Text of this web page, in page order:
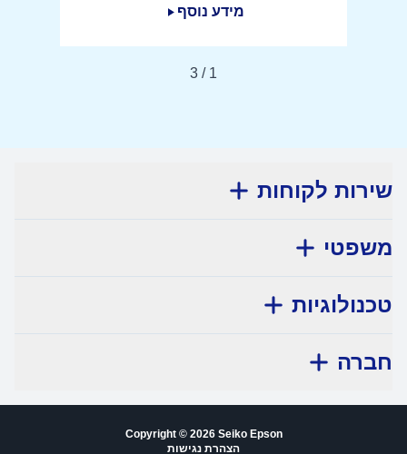
מידע נוסף
1
/
3
שירות לקוחות
משפטי
טכנולוגיות
חברה
Copyright © 2026 Seiko Epson
הצהרת נגישות